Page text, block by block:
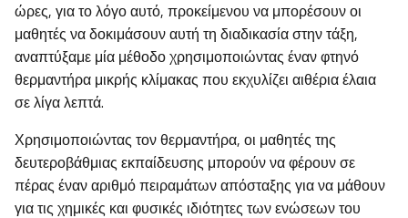
ώρες, για το λόγο αυτό, προκείμενου να μπορέσουν οι
μαθητές να δοκιμάσουν αυτή τη διαδικασία στην τάξη,
αναπτύξαμε μία μέθοδο χρησιμοποιώντας έναν φτηνό
θερμαντήρα μικρής κλίμακας που εκχυλίζει αιθέρια έλαια
σε λίγα λεπτά.
Χρησιμοποιώντας τον θερμαντήρα, οι μαθητές της
δευτεροβάθμιας εκπαίδευσης μπορούν να φέρουν σε
πέρας έναν αριθμό πειραμάτων απόσταξης για να μάθουν
για τις χημικές και φυσικές ιδιότητες των ενώσεων του